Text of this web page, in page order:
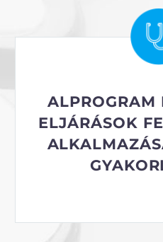
ALPROGRAM
ELJÁRÁSOK